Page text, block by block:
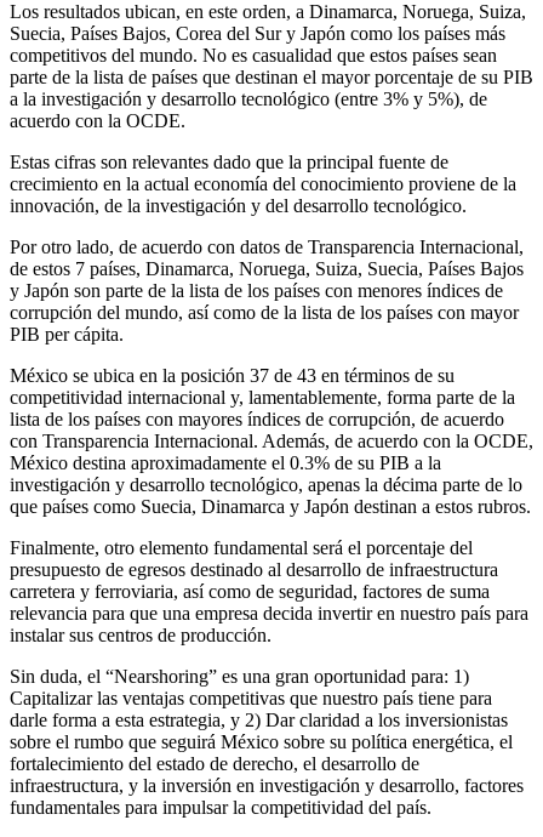
Los resultados ubican, en este orden, a Dinamarca, Noruega, Suiza,
Suecia, Países Bajos, Corea del Sur y Japón como los países más
competitivos del mundo. No es casualidad que estos países sean
parte de la lista de países que destinan el mayor porcentaje de su PIB
a la investigación y desarrollo tecnológico (entre 3% y 5%), de
acuerdo con la OCDE.
Estas cifras son relevantes dado que la principal fuente de
crecimiento en la actual economía del conocimiento proviene de la
innovación, de la investigación y del desarrollo tecnológico.
Por otro lado, de acuerdo con datos de Transparencia Internacional,
de estos 7 países, Dinamarca, Noruega, Suiza, Suecia, Países Bajos
y Japón son parte de la lista de los países con menores índices de
corrupción del mundo, así como de la lista de los países con mayor
PIB per cápita.
México se ubica en la posición 37 de 43 en términos de su
competitividad internacional y, lamentablemente, forma parte de la
lista de los países con mayores índices de corrupción, de acuerdo
con Transparencia Internacional. Además, de acuerdo con la OCDE,
México destina aproximadamente el 0.3% de su PIB a la
investigación y desarrollo tecnológico, apenas la décima parte de lo
que países como Suecia, Dinamarca y Japón destinan a estos rubros.
Finalmente, otro elemento fundamental será el porcentaje del
presupuesto de egresos destinado al desarrollo de infraestructura
carretera y ferroviaria, así como de seguridad, factores de suma
relevancia para que una empresa decida invertir en nuestro país para
instalar sus centros de producción.
Sin duda, el “Nearshoring” es una gran oportunidad para: 1)
Capitalizar las ventajas competitivas que nuestro país tiene para
darle forma a esta estrategia, y 2) Dar claridad a los inversionistas
sobre el rumbo que seguirá México sobre su política energética, el
fortalecimiento del estado de derecho, el desarrollo de
infraestructura, y la inversión en investigación y desarrollo, factores
fundamentales para impulsar la competitividad del país.